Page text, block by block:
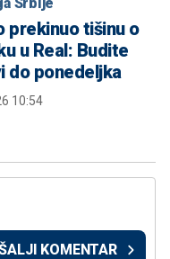
prekinuo tišinu o
u Real: Budite
do ponedeljka
10:54
KOMENTAR